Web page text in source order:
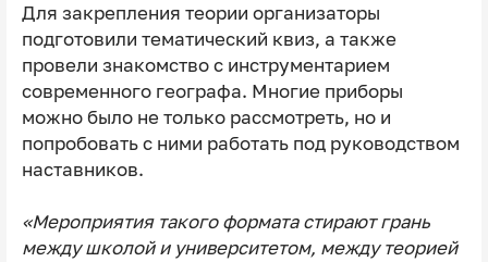
Для закрепления теории организаторы
подготовили тематический квиз, а также
провели знакомство с инструментарием
современного географа. Многие приборы
можно было не только рассмотреть, но и
попробовать с ними работать под руководством
наставников.
«Мероприятия такого формата стирают грань
между школой и университетом, между теорией